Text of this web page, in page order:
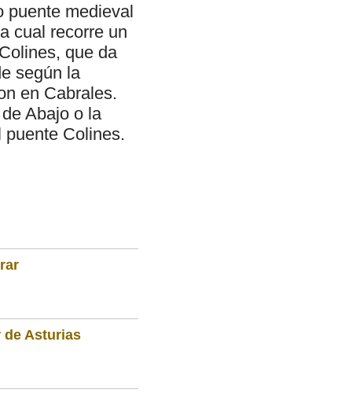
puente medieval
cual recorre un
que da
según la
en Cabrales.
Abajo o la
Colines.
de Asturias